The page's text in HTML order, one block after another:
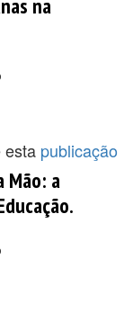
na
esta publicação
Mão: a